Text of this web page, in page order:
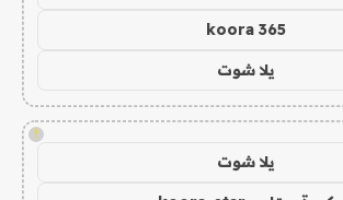
koora 365
يلا شوت
!
يلا شوت